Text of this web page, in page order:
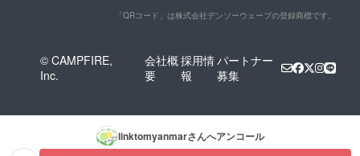
るようになりました。それ
み、ともに生きる社会を希
求する」という考えに共感
はありませんでした。ミャ
ンマーに興味を持つ方はい
方、わずか数時間です。ど
願いいたします。
「QRコード」は株式会社デンソーウェーブの登録商標です。
© CAMPFIRE,
Inc.
会社概
要
採用情
報
パートナー
募集
linktomyanmarさんへアンコール